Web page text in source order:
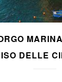
DELLE